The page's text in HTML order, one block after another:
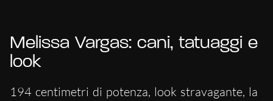
Melissa Vargas: cani, tatuaggi e
look
194 centimetri di potenza, look stravagante, la